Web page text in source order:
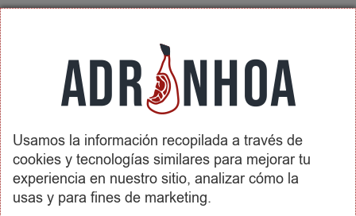
Condiciones de Contratación
Envíos y Devoluciones
SOBRE ADRINHOA
Conócenos
Contactar
Usamos la información recopilada a través de
cookies y tecnologías similares para mejorar tu
experiencia en nuestro sitio, analizar cómo la
usas y para fines de marketing.